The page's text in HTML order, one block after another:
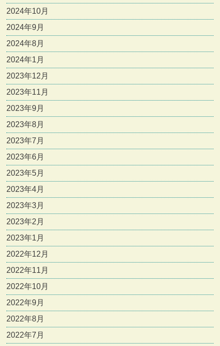
2024年10月
2024年9月
2024年8月
2024年1月
2023年12月
2023年11月
2023年9月
2023年8月
2023年7月
2023年6月
2023年5月
2023年4月
2023年3月
2023年2月
2023年1月
2022年12月
2022年11月
2022年10月
2022年9月
2022年8月
2022年7月